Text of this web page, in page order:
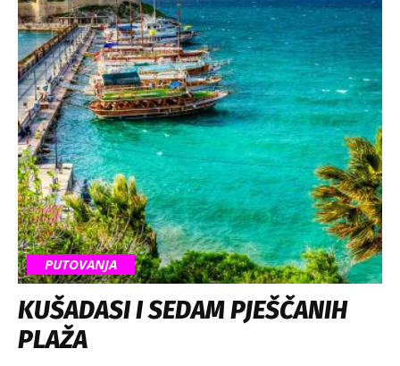
PUTOVANJA
KUŠADASI I SEDAM PJEŠČANIH
PLAŽA